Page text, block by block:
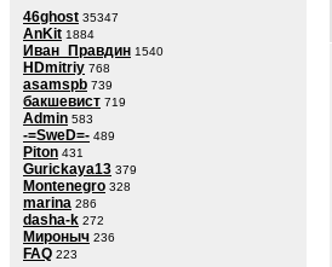
46ghost 35347
AnKit 1884
Иван_Правдин 1540
HDmitriy 768
asamspb 739
бакшевист 719
Admin 583
-=SweD=- 489
Piton 431
Gurickaya13 379
Montenegro 328
marina 286
dasha-k 272
Мироныч 236
FAQ 223